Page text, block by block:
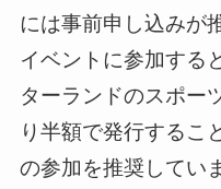
には事前申し込みが
イベントに参加する
ターランドのスポー
り半額で発行するこ
の参加を推奨してい